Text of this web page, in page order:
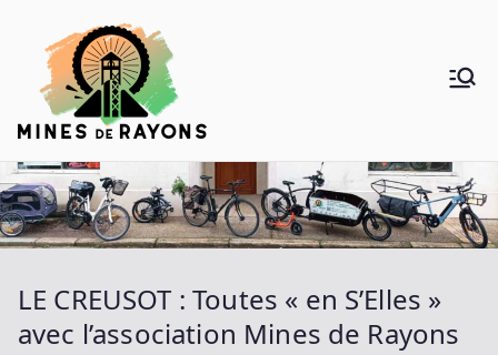
contenu
Rayons
LE CREUSOT : Toutes « en S’Elles »
avec l’association Mines de Rayons